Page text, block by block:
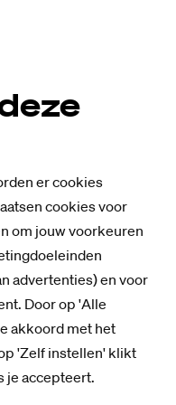
er cookies
cookies voor
om jouw voorkeuren
advertenties) en voor
Door op 'Alle
akkoord met het
'Zelf instellen' klikt
je accepteert.